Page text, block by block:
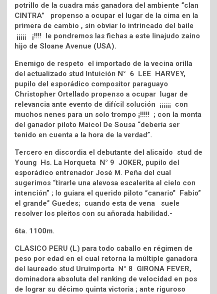
potrillo de la cuadra más ganadora del ambiente “clan
CINTRA” propenso a ocupar el lugar de la cima en la
primera de cambio , sin obviar lo intrincado del baile
¡¡¡¡¡ ¡!!!! le pondremos las fichas a este linajudo zaino
hijo de Sloane Avenue (USA).
Enemigo de respeto el importado de la vecina orilla
del actualizado stud Intuición N° 6 LEE HARVEY,
pupilo del esporádico compositor paraguayo
Christopher Ortellado propenso a ocupar lugar de
relevancia ante evento de difícil solución ¡¡¡¡¡¡ con
muchos nenes para un solo trompo ¡!!!!! ; con la monta
del ganador piloto Maicol De Sousa “debería ser
tenido en cuenta a la hora de la verdad”.
Tercero en discordia el debutante del alicaído stud de
Young Hs. La Horqueta N° 9 JOKER, pupilo del
esporádico entrenador José M. Peña del cual
sugerimos “tirarle una alevosa escalerita al cielo con
intención” ; lo guiara el querido piloto “canario” Fabio”
el grande” Guedes; cuando esta de vena suele
resolver los pleitos con su añorada habilidad.-
6ta. 1100m.
CLASICO PERU (L) para todo caballo en régimen de
peso por edad en el cual retorna la múltiple ganadora
del laureado stud Uruimporta N° 8 GIRONA FEVER,
dominadora absoluta del ranking de velocidad en pos
de lograr su décimo quinta victoria ; ante riguroso